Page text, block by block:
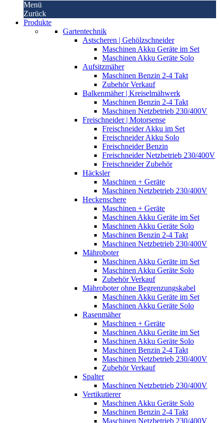
Menü
Zurück
Produkte
Gartentechnik
Astscheren | Gehölzschneider
Maschinen Akku Geräte im Set
Maschinen Akku Geräte Solo
Aufsitzmäher
Maschinen Benzin 2-4 Takt
Zubehör Verkauf
Balkenmäher | Kreiselmähwerk
Maschinen Benzin 2-4 Takt
Maschinen Netzbetrieb 230/400V
Freischneider | Motorsense
Freischneider Akku im Set
Freischneider Akku Solo
Freischneider Benzin
Freischneider Netzbetrieb 230/400V
Freischneider Zubehör
Häcksler
Maschinen + Geräte
Maschinen Netzbetrieb 230/400V
Heckenschere
Maschinen + Geräte
Maschinen Akku Geräte im Set
Maschinen Akku Geräte Solo
Maschinen Benzin 2-4 Takt
Maschinen Netzbetrieb 230/400V
Mähroboter
Maschinen Akku Geräte im Set
Maschinen Akku Geräte Solo
Zubehör Verkauf
Mähroboter ohne Begrenzungskabel
Maschinen Akku Geräte im Set
Maschinen Akku Geräte Solo
Rasenmäher
Maschinen + Geräte
Maschinen Akku Geräte im Set
Maschinen Akku Geräte Solo
Maschinen Benzin 2-4 Takt
Maschinen Netzbetrieb 230/400V
Zubehör Verkauf
Spalter
Maschinen Netzbetrieb 230/400V
Vertikutierer
Maschinen Akku Geräte Solo
Maschinen Benzin 2-4 Takt
Maschinen Netzbetrieb 230/400V